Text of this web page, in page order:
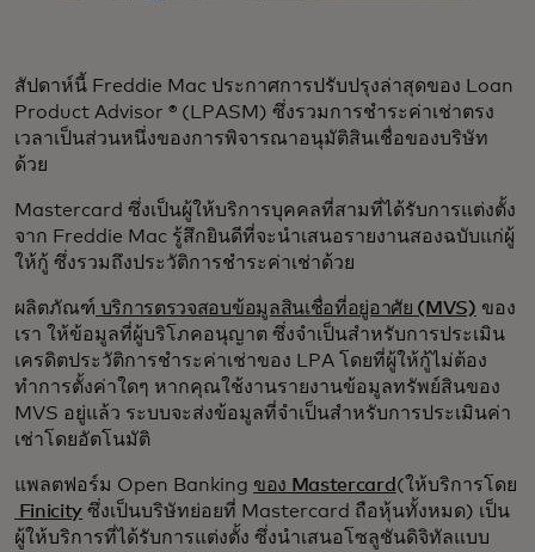
สัปดาห์นี้ Freddie Mac ประกาศการปรับปรุงล่าสุดของ Loan
Product Advisor ® (LPASM) ซึ่งรวมการชำระค่าเช่าตรง
เวลาเป็นส่วนหนึ่งของการพิจารณาอนุมัติสินเชื่อของบริษัท
ด้วย
Mastercard ซึ่งเป็นผู้ให้บริการบุคคลที่สามที่ได้รับการแต่งตั้ง
จาก Freddie Mac รู้สึกยินดีที่จะนำเสนอรายงานสองฉบับแก่ผู้
ให้กู้ ซึ่งรวมถึงประวัติการชำระค่าเช่าด้วย
ผลิตภัณฑ์ บริการตรวจสอบข้อมูลสินเชื่อที่อยู่อาศัย (MVS) ของ
เรา ให้ข้อมูลที่ผู้บริโภคอนุญาต ซึ่งจำเป็นสำหรับการประเมิน
เครดิตประวัติการชำระค่าเช่าของ LPA โดยที่ผู้ให้กู้ไม่ต้อง
ทำการตั้งค่าใดๆ หากคุณใช้งานรายงานข้อมูลทรัพย์สินของ
MVS อยู่แล้ว ระบบจะส่งข้อมูลที่จำเป็นสำหรับการประเมินค่า
เช่าโดยอัตโนมัติ
แพลตฟอร์ม Open Banking ของ Mastercard (ให้บริการโดย
Finicity ซึ่งเป็นบริษัทย่อยที่ Mastercard ถือหุ้นทั้งหมด) เป็น
ผู้ให้บริการที่ได้รับการแต่งตั้ง ซึ่งนำเสนอโซลูชันดิจิทัลแบบ